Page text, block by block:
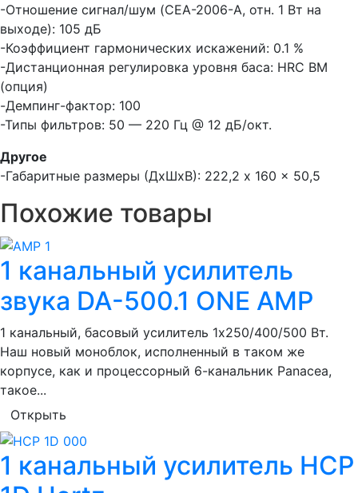
-Отношение сигнал/шум (CEA-2006-A, отн. 1 Вт на
выходе): 105 дБ
-Коэффициент гармонических искажений: 0.1 %
-Дистанционная регулировка уровня баса: HRC BM
(опция)
-Демпинг-фактор: 100
-Типы фильтров: 50 — 220 Гц @ 12 дБ/окт.
Другое
-Габаритные размеры (ДхШхВ): 222,2 x 160 x 50,5
Похожие товары
1 канальный усилитель
звука DA-500.1 ONE AMP
1 канальный, басовый усилитель 1х250/400/500 Вт.
Наш новый моноблок, исполненный в таком же
корпусе, как и процессорный 6-канальник Panacea,
такое...
Открыть
1 канальный усилитель HCP